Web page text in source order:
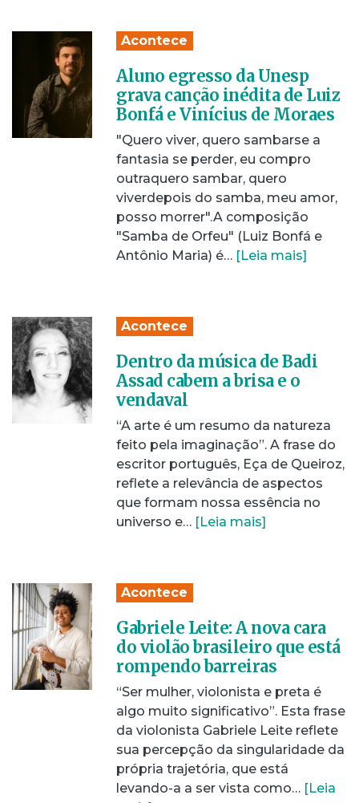
Acontece
Aluno egresso da Unesp
grava canção inédita de Luiz
Bonfá e Vinícius de Moraes
"Quero viver, quero sambarse a
fantasia se perder, eu compro
outraquero sambar, quero
viverdepois do samba, meu amor,
posso morrer".A composição
"Samba de Orfeu" (Luiz Bonfá e
Antônio Maria) é… [Leia mais]
Acontece
Dentro da música de Badi
Assad cabem a brisa e o
vendaval
“A arte é um resumo da natureza
feito pela imaginação”. A frase do
escritor português, Eça de Queiroz,
reflete a relevância de aspectos
que formam nossa essência no
universo e… [Leia mais]
Acontece
Gabriele Leite: A nova cara
do violão brasileiro que está
rompendo barreiras
“Ser mulher, violonista e preta é
algo muito significativo”. Esta frase
da violonista Gabriele Leite reflete
sua percepção da singularidade da
própria trajetória, que está
levando-a a ser vista como… [Leia